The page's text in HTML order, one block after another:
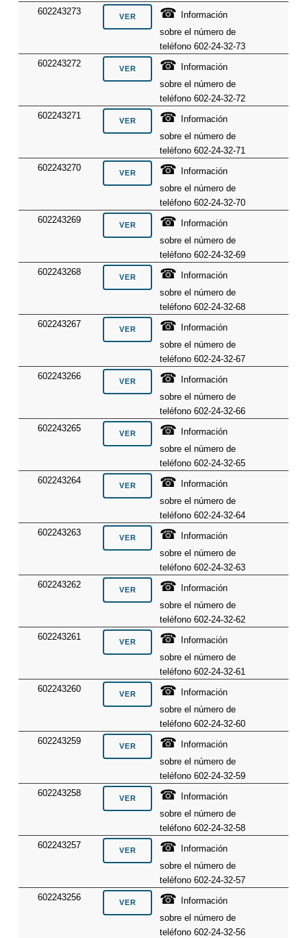
602243273
☎ Información
sobre el número de
teléfono 602-24-32-73
602243272
☎ Información
sobre el número de
teléfono 602-24-32-72
602243271
☎ Información
sobre el número de
teléfono 602-24-32-71
602243270
☎ Información
sobre el número de
teléfono 602-24-32-70
602243269
☎ Información
sobre el número de
teléfono 602-24-32-69
602243268
☎ Información
sobre el número de
teléfono 602-24-32-68
602243267
☎ Información
sobre el número de
teléfono 602-24-32-67
602243266
☎ Información
sobre el número de
teléfono 602-24-32-66
602243265
☎ Información
sobre el número de
teléfono 602-24-32-65
602243264
☎ Información
sobre el número de
teléfono 602-24-32-64
602243263
☎ Información
sobre el número de
teléfono 602-24-32-63
602243262
☎ Información
sobre el número de
teléfono 602-24-32-62
602243261
☎ Información
sobre el número de
teléfono 602-24-32-61
602243260
☎ Información
sobre el número de
teléfono 602-24-32-60
602243259
☎ Información
sobre el número de
teléfono 602-24-32-59
602243258
☎ Información
sobre el número de
teléfono 602-24-32-58
602243257
☎ Información
sobre el número de
teléfono 602-24-32-57
602243256
☎ Información
sobre el número de
teléfono 602-24-32-56